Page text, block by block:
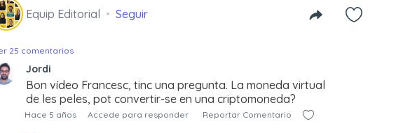
Equip Editorial Seguir
25 comentarios
Jordi
Bon vídeo Francesc, tinc una pregunta. La moneda virtual
de les peles, pot convertir-se en una criptomoneda?
Hace 5 años Accede para responder Reportar Comentario